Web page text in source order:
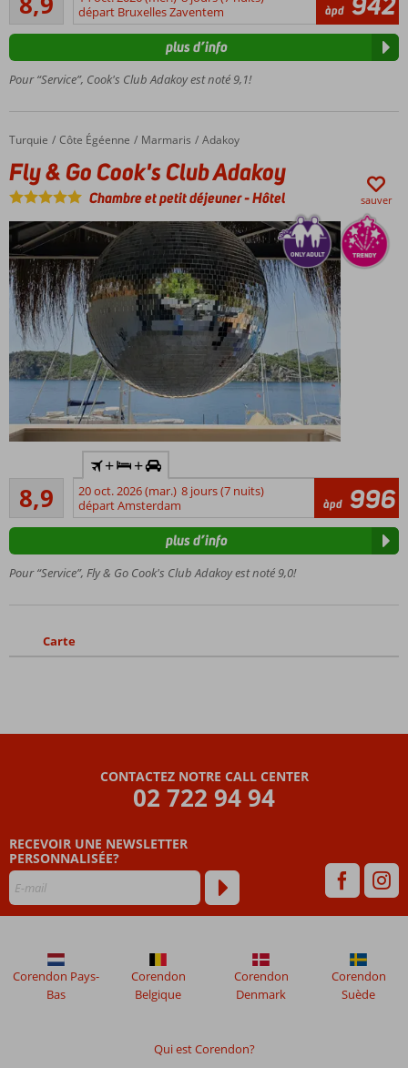
minimum
16 ans
et
moins
de 3
plages
privées
!
Demi-
pension
ou All
Inclusive
également
possible
20
commentairesdépart Bruxelles Zaventem
àpd
Pour “Service”, Cook's Club Adakoy est noté 9,1!
plus d’info
Accueil
Turquie Côte Égéenne Marmaris Adakoy
Fly & Go Cook's Club Adakoy
Fly & Go Cook's Club Adakoy
Chambre et petit déjeuner-Hôtel sauver
la
voiture
de
Adulte
uniquement:
âge
16 ans
Élégant et
Chic
!
Demi-
pension
ou All
possible
8,9
Recommandé
21
commentaires
+ +
20 oct. 2026 (mar.) 8 jours (7 nuits)
départ Amsterdam
àpd 996
Pour “Service”, Fly & Go Cook's Club Adakoy est noté 9,0!
plus d’info
Carte
CONTACTEZ NOTRE CALL CENTER
02 722 94 94
RECEVOIR UNE NEWSLETTER
PERSONNALISÉE?
Qui est Corendon?
Corendon Pays-
Bas
Corendon
Belgique
Corendon
Denmark
Corendon
Suède